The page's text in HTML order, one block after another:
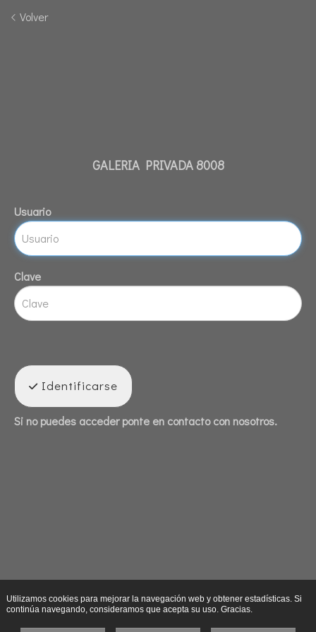
Volver
GALERIA PRIVADA 8008
Usuario
Clave
Identificarse
Si no puedes acceder ponte en contacto con nosotros.
Utilizamos cookies para mejorar la navegación web y obtener estadísticas. Si
continúa navegando, consideramos que acepta su uso. Gracias.